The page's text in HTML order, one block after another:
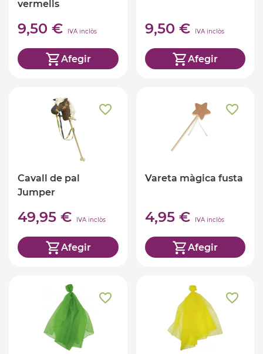
vermells
9,50 € IVA inclòs
Afegir
9,50 € IVA inclòs
Afegir
Cavall de pal
Jumper
49,95 € IVA inclòs
Afegir
Vareta màgica fusta
4,95 € IVA inclòs
Afegir